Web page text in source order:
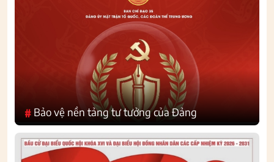
# Bảo vệ nền tảng tư tưởng của Đảng